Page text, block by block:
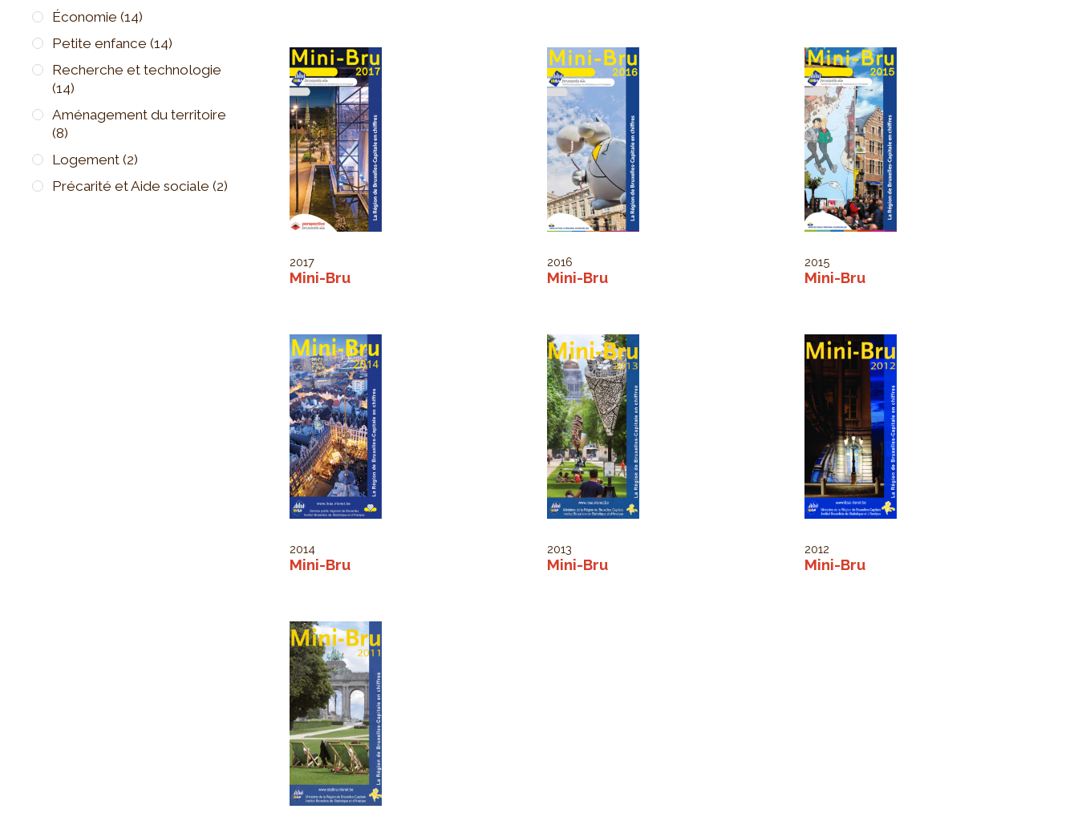
Économie (14)
Petite enfance (14)
Recherche et technologie
(14)
Aménagement du territoire
(8)
Logement (2)
Précarité et Aide sociale (2)
2017
Mini-Bru
2016
Mini-Bru
2015
Mini-Bru
2014
Mini-Bru
2013
Mini-Bru
2012
Mini-Bru